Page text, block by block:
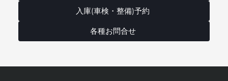
入庫(車検・整備)予約
各種お問合せ